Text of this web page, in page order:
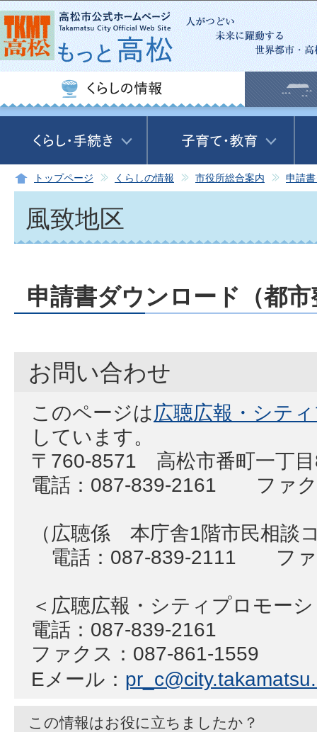
この
トップページ くらしの情報 市役所総合案内 申請
風致地区
申請書ダウンロード（都
お問い合わせ
このページは広聴広報・シテ
しています。
〒760-8571 高松市番町一丁
電話：087-839-2161 ファク
（広聴係 本庁舎1階市民相談
電話：087-839-2111 ファ
＜広聴広報・シティプロモー
電話：087-839-2161
ファクス：087-861-1559
Eメール：
この情報はお役に立ちましたか？